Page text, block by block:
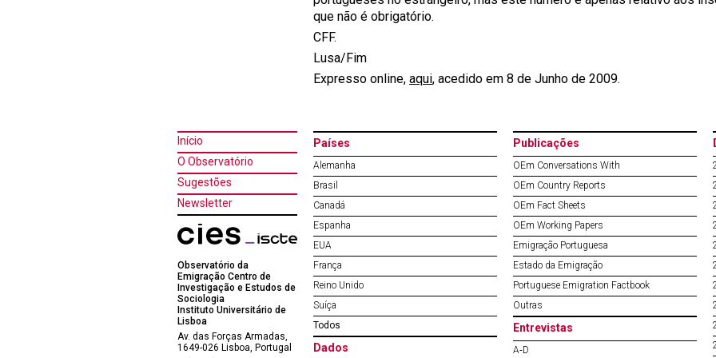
que não é obrigatório.
CFF.
Lusa/Fim
Expresso online, aqui, acedido em 8 de Junho de 2009.
Início
O Observatório
Sugestões
Newsletter
Observatório da
Emigração Centro de
Investigação e Estudos de
Sociologia
Instituto Universitário de
Lisboa
Av. das Forças Armadas,
1649-026 Lisboa, Portugal
Países
Alemanha
Brasil
Canadá
Espanha
EUA
França
Reino Unido
Suíça
Todos
Dados
Publicações
OEm Conversations With
OEm Country Reports
OEm Fact Sheets
OEm Working Papers
Emigração Portuguesa
Estado da Emigração
Portuguese Emigration Factbook
Outras
Entrevistas
A‐D